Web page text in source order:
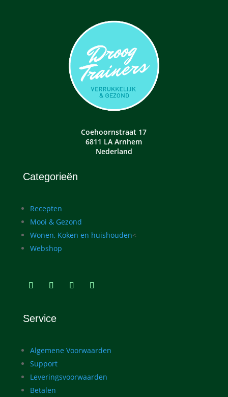
Coehoornstraat 17
6811 LA Arnhem
Nederland
Categorieën
Recepten
Mooi & Gezond
Wonen, Koken en huishouden<
Webshop
Service
Algemene Voorwaarden
Support
Leveringsvoorwaarden
Betalen